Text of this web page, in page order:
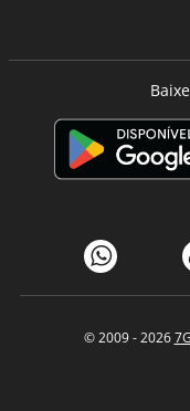
© 2009 - 2026